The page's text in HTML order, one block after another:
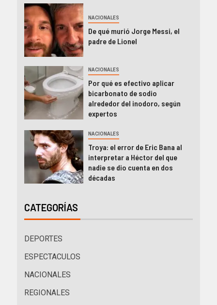
NACIONALES
De qué murió Jorge Messi, el
padre de Lionel
NACIONALES
Por qué es efectivo aplicar
bicarbonato de sodio
alrededor del inodoro, según
expertos
NACIONALES
Troya: el error de Eric Bana al
interpretar a Héctor del que
nadie se dio cuenta en dos
décadas
CATEGORÍAS
DEPORTES
ESPECTACULOS
NACIONALES
REGIONALES